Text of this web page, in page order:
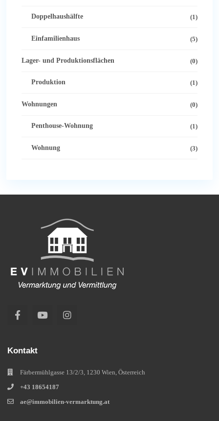
Doppelhaushälfte (1)
Einfamilienhaus (5)
Lager- und Produktionsflächen (0)
Produktion (1)
Wohnungen (0)
Penthouse-Wohnung (1)
Wohnung (3)
Kontakt
Färbermühlgasse 13/2/3, 1230 Wien, Österreich
+43 18654187
ae@immobilien-vermarktung.at